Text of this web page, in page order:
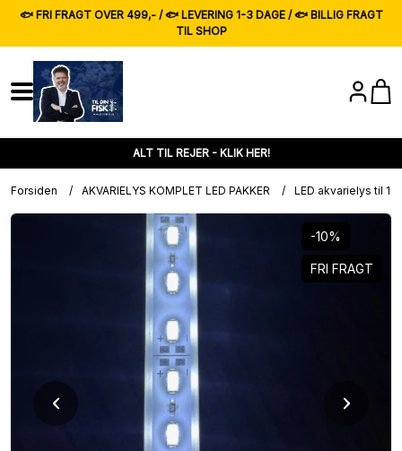
🐟 FRI FRAGT OVER 499,- / 🐟 LEVERING 1-3 DAGE / 🐟 BILLIG FRAGT
TIL SHOP
ALT TIL REJER - KLIK HER!
Forsiden / AKVARIELYS KOMPLET LED PAKKER / LED akvarielys til
-10%
FRI FRAGT